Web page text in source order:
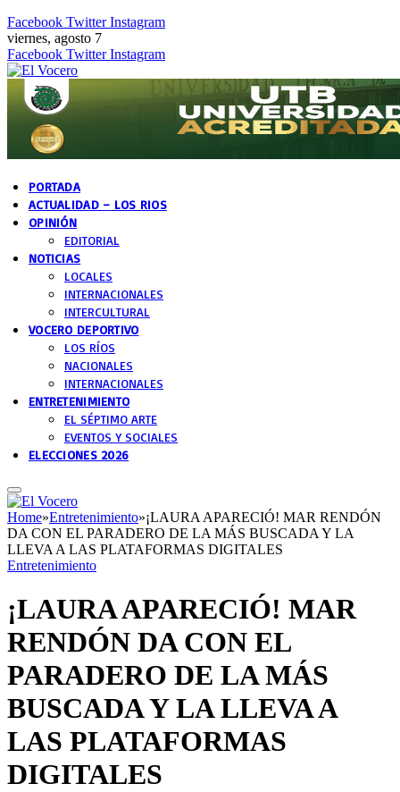
Facebook Twitter Instagram
viernes, agosto 7
Facebook Twitter Instagram
PORTADA
ACTUALIDAD – LOS RIOS
OPINIÓN
EDITORIAL
NOTICIAS
LOCALES
INTERNACIONALES
INTERCULTURAL
VOCERO DEPORTIVO
LOS RÍOS
NACIONALES
INTERNACIONALES
ENTRETENIMIENTO
EL SÉPTIMO ARTE
EVENTOS Y SOCIALES
ELECCIONES 2026
Home»Entretenimiento»¡LAURA APARECIÓ! MAR RENDÓN
DA CON EL PARADERO DE LA MÁS BUSCADA Y LA
LLEVA A LAS PLATAFORMAS DIGITALES
Entretenimiento
¡LAURA APARECIÓ! MAR
RENDÓN DA CON EL
PARADERO DE LA MÁS
BUSCADA Y LA LLEVA A
LAS PLATAFORMAS
DIGITALES